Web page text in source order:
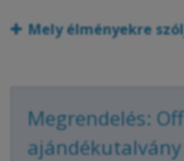
Mely élményekre
Megrendelés:
ajándékutalvány